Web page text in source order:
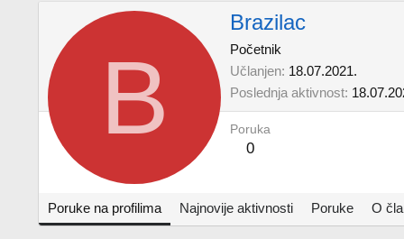
B
Brazilac
Početnik
Učlanjen 18.07.2021.
Poslednja aktivnost
Poruka
0
Poruke na profilima Najnovije aktivnosti Poruke O